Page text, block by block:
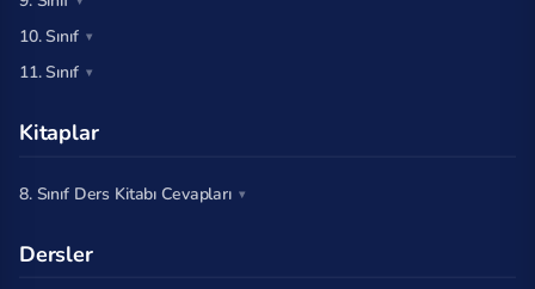
10. Sınıf
11. Sınıf
Kitaplar
8. Sınıf Ders Kitabı Cevapları
Dersler